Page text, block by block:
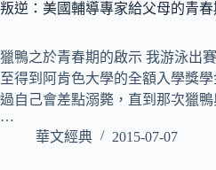
叛逆：美國輔導專家給父母的青
獵鴨之於青春期的啟示 我游泳出
至得到阿肯色大學的全額入學獎
過自己會差點溺斃，直到那次獵
…
華文經典
2015-07-07